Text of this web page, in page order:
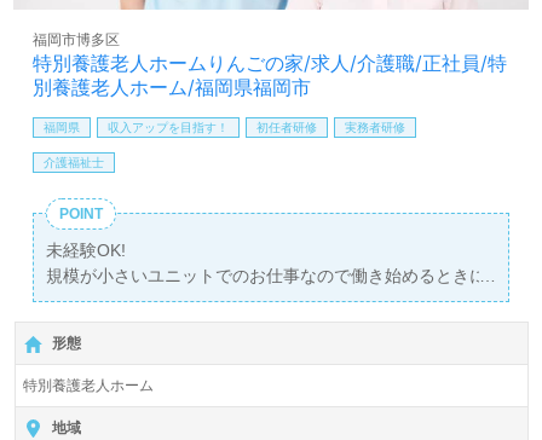
特別養護老人ホームりんごの家/求人/介護職/正社員/特
別養護老人ホーム/福岡県福岡市
福岡市博多区
福岡県 収入アップを目指す！ 初任者研修 実務者研修
介護福祉士
POINT
未経験OK!
規模が小さいユニットでのお仕事なので働き始めるときに
も安心できます◎
全国の求人ご紹介！医療/福祉業界の正社員/パート仕事探
しは【ウィルオブ介護】＊求人情報収集、将来的に検討の
方も遠慮なく＊
LINE、メール、お電話などご希望に応じてお問い合わせ/ご
形態
特別養護老人ホーム
地域